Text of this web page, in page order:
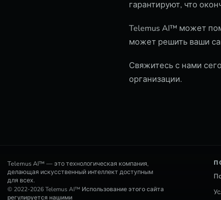
гарантируют, что
Telemus AI™ может
может решить ваши
Свяжитесь с нами
организации.
Telemus AI™ — это технологическая компания,
делающая искусственный интеллект доступным
для всех.
© 2022-2026 Telemus AI™ Использование этого сайта
регулируется нашими